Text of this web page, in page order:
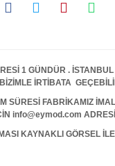
1 GÜNDÜR .
İRTİBATA
FABRİKAMIZ
info@eymod.com
KAYNAKLI GÖRSEL